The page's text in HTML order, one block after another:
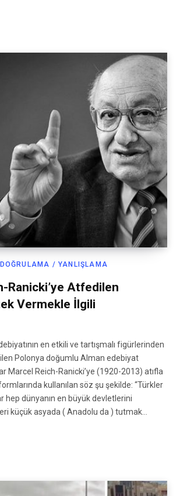
DOĞRULAMA / YANLIŞLAMA
Ranicki’ye Atfedilen
Vermekle İlgili
en etkili ve tartışmalı figürlerinden
Polonya doğumlu Alman edebiyat
Marcel Reich-Ranicki’ye (1920-2013) atıfla
kullanılan söz şu şekilde: “Türkler
hep dünyanın en büyük devletlerini
küçük asyada ( Anadolu da ) tutmak…